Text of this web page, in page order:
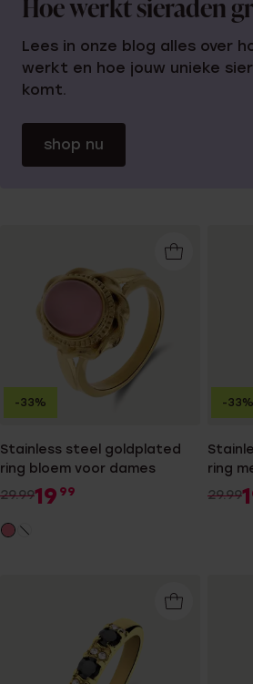
Hoe werkt sieraden
Lees in onze blog alles over
werkt en hoe jouw unieke
komt.
shop nu
Stainless steel goldplated
ring bloem voor dames
29.9919 99
-33%
ring
29.99
-33%